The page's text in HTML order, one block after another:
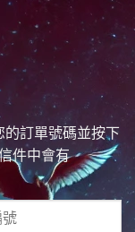
訂單號碼並按下
件中會有